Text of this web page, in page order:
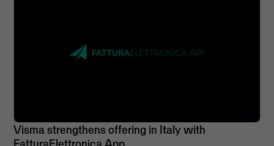
Visma strengthens offering in Italy with